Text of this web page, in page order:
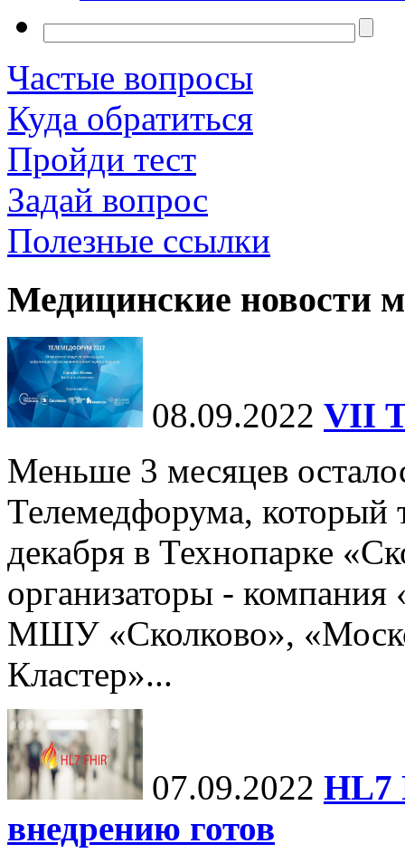
Частые вопросы
Куда обратиться
Пройди тест
Задай вопрос
Полезные ссылки
Медицинские новости
08.09.2022 VII
Меньше 3 месяцев
Телемедфорума, который
декабря в Технопарке
организаторы -
МШУ «Сколково»,
Кластер»...
07.09.2022 HL7
внедрению готов